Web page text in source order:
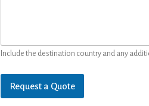
Include the destination country and any
Request a Quote